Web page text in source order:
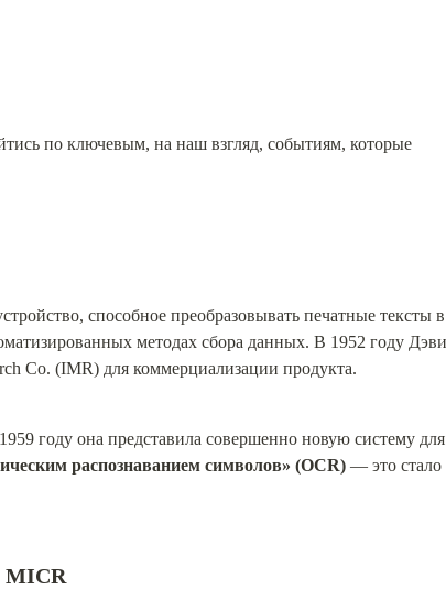
по ключевым, на наш взгляд, событиям, которые
способное преобразовывать печатные тексты в
методах сбора данных. В 1952 году
Co. (IMR) для коммерциализации продукта.
году она представила совершенно новую систему для
распознаванием символов»‎ (OCR) — это стало
MICR